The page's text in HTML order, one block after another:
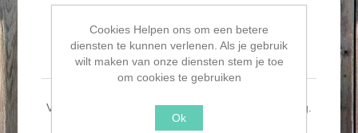
Klein mokje met ofifantje
Vintage klein mokje met olifantjes Ø 6cm 5 cm hoog.
Wit met blauwe tekening.
Cookies Helpen ons om een betere
diensten te kunnen verlenen. Als je gebruik
wilt maken van onze diensten stem je toe
om cookies te gebruiken
Ok